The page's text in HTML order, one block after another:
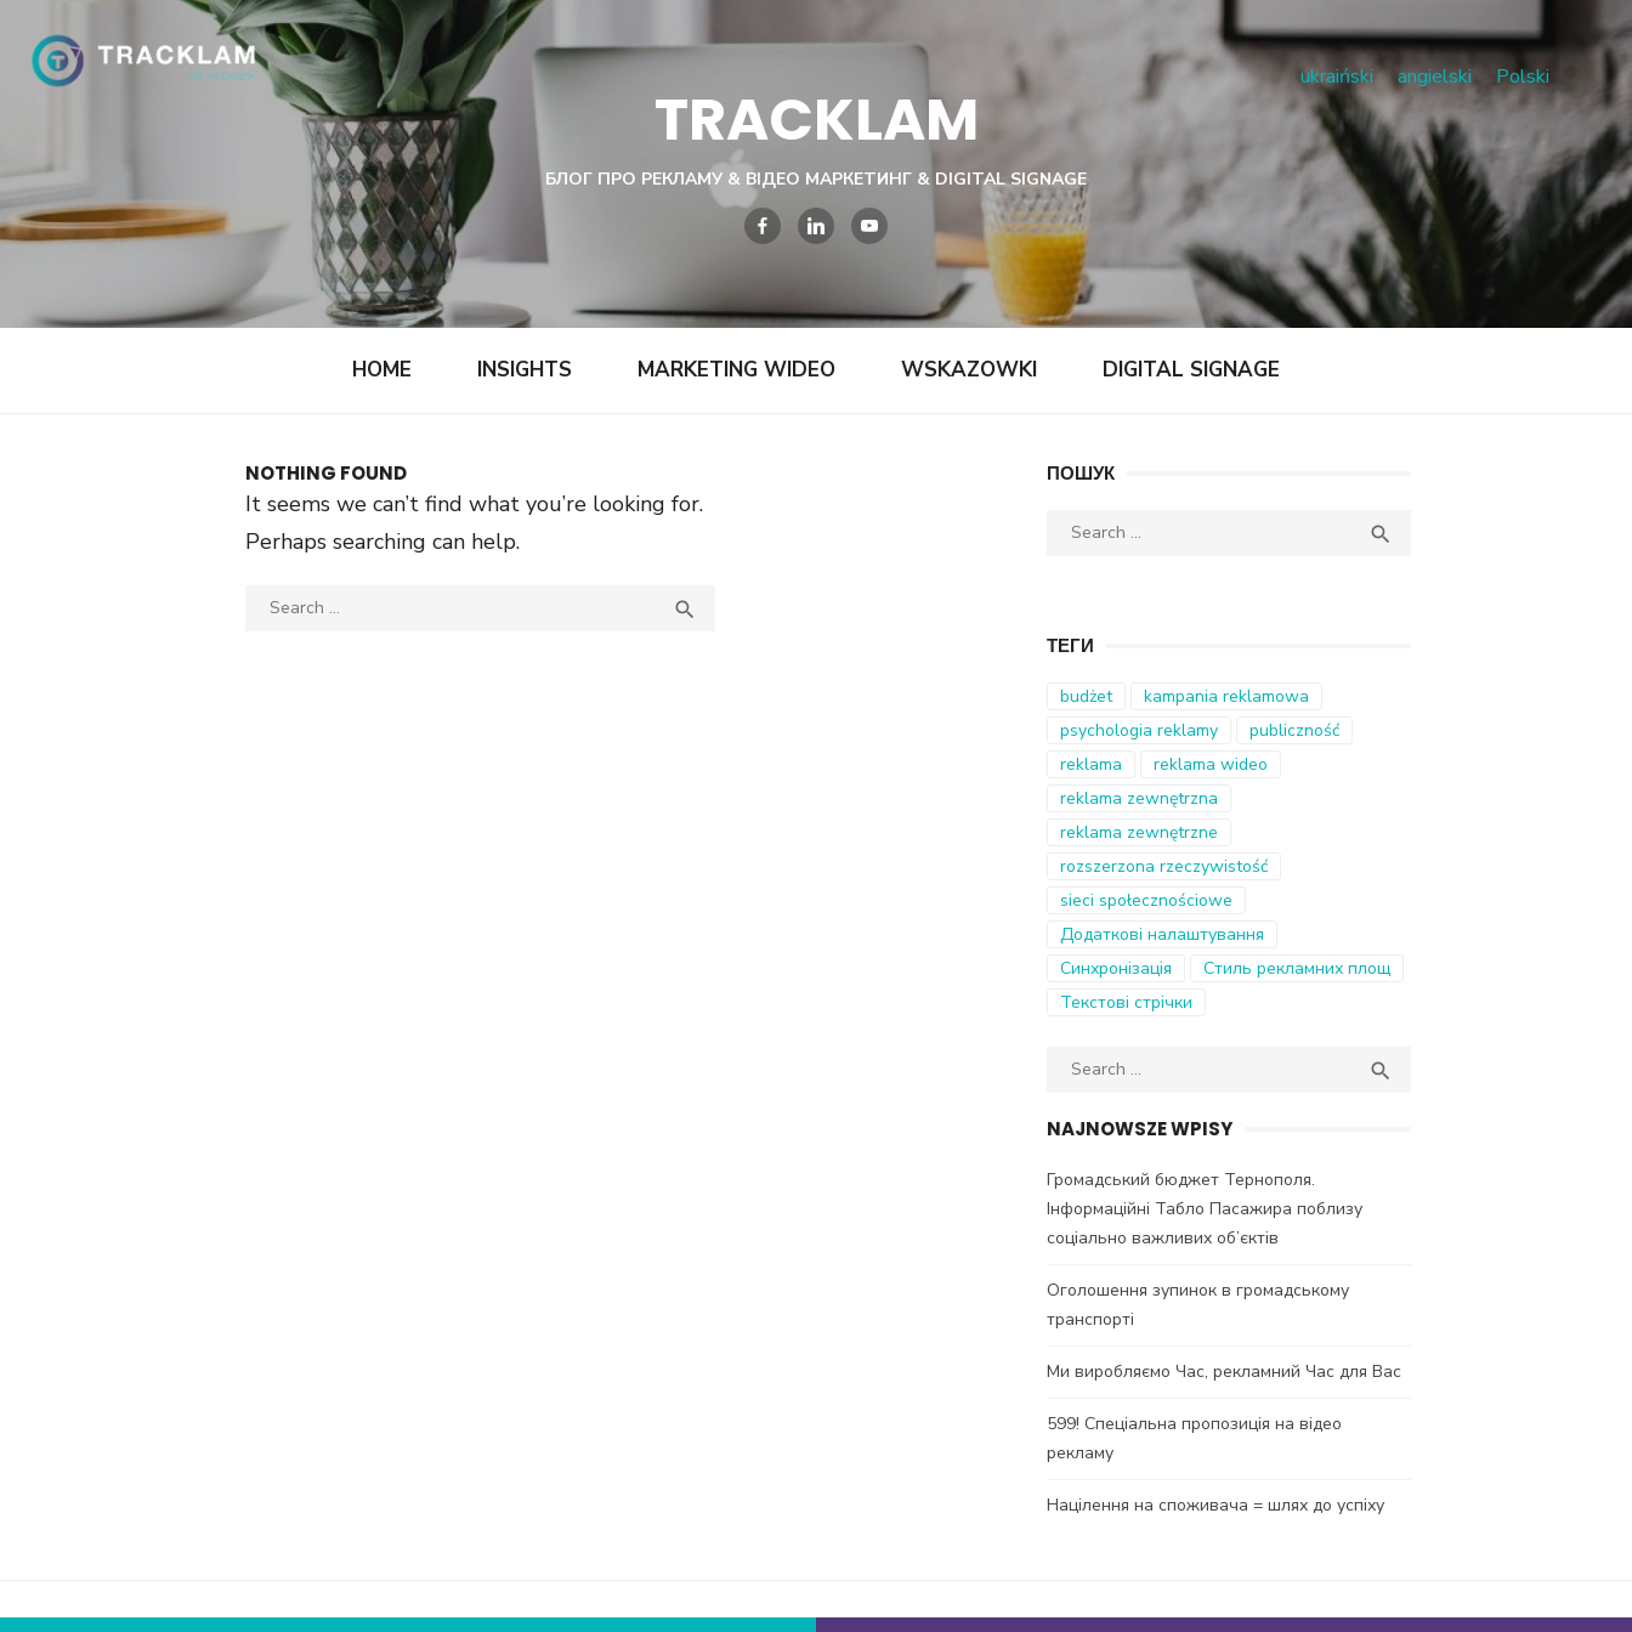
content
TRACKLAM
БЛОГ ПРО РЕКЛАМУ & ВІДЕО МАРКЕТИНГ & DIGITAL SIGNAGE
HOME INSIGHTS MARKETING WIDEO WSKAZOWKI DIGITAL SIGNAGE
ukraiński angielski Polski
NOTHING FOUND
It seems we can’t find what you’re looking for.
Perhaps searching can help.
Search

ПОШУК
Search

ТЕГИ
budżet
kampania reklamowa
psychologia reklamy
publiczność
reklama
reklama wideo
reklama zewnętrzna
reklama zewnętrzne
rozszerzona rzeczywistość
sieci społecznościowe
Додаткові налаштування
Синхронізація
Стиль рекламних площ
Текстові стрічки
Search

NAJNOWSZE WPISY
Громадський бюджет Тернополя.
Інформаційні Табло Пасажира поблизу
соціально важливих об’єктів
Оголошення зупинок в громадському
транспорті
Ми виробляємо Час, рекламний Час для Вас
599! Спеціальна пропозиція на відео
рекламу
Націлення на споживача = шлях до успіху